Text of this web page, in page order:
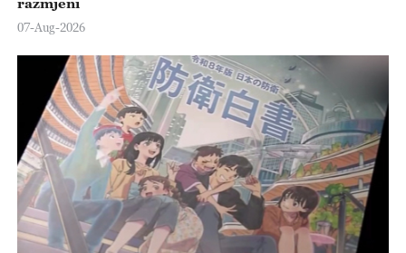
07-Aug-2026